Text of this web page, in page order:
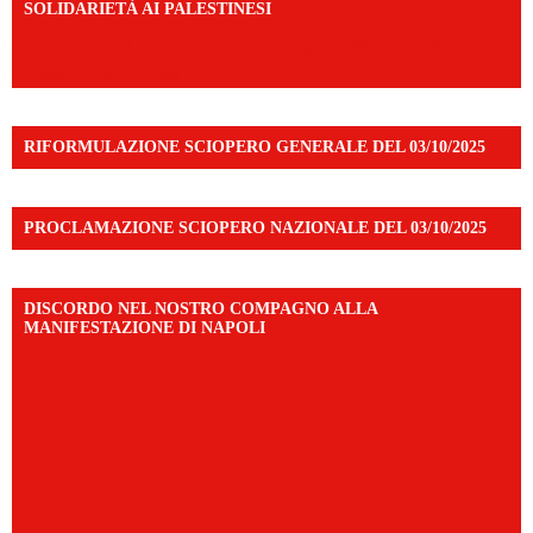
SOLIDARIETÀ AI PALESTINESI
RIFORMULAZIONE SCIOPERO GENERALE DEL 03/10/2025
PROCLAMAZIONE SCIOPERO NAZIONALE DEL 03/10/2025
DISCORDO NEL NOSTRO COMPAGNO ALLA
MANIFESTAZIONE DI NAPOLI